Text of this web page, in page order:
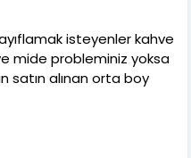
isteyenler kahve
mide probleminiz yoksa
satın alınan orta boy